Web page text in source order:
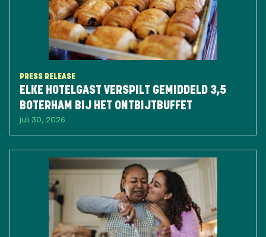
PRESS RELEASE
ELKE HOTELGAST VERSPILT GEMIDDELD 3,5
BOTERHAM BIJ HET ONTBIJTBUFFET
juli 30, 2026